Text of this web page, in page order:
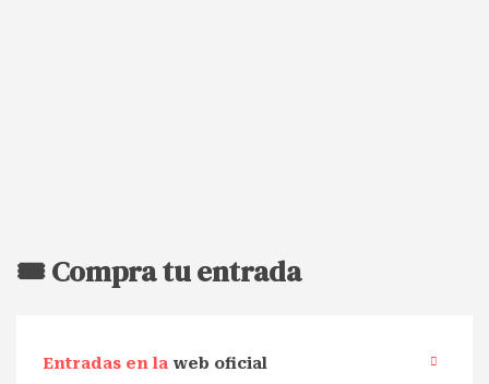
🎟️ Compra tu entrada
Entradas en la web oficial